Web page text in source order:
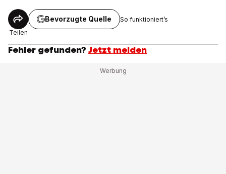
Teilen
Bevorzugte Quelle So funktioniert’s
Fehler gefunden? Jetzt melden